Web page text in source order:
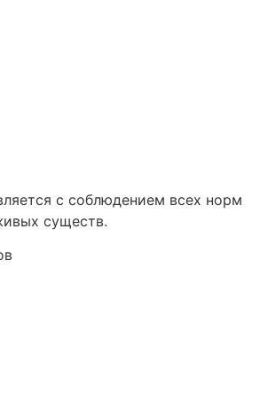
с соблюдением всех норм
существ.